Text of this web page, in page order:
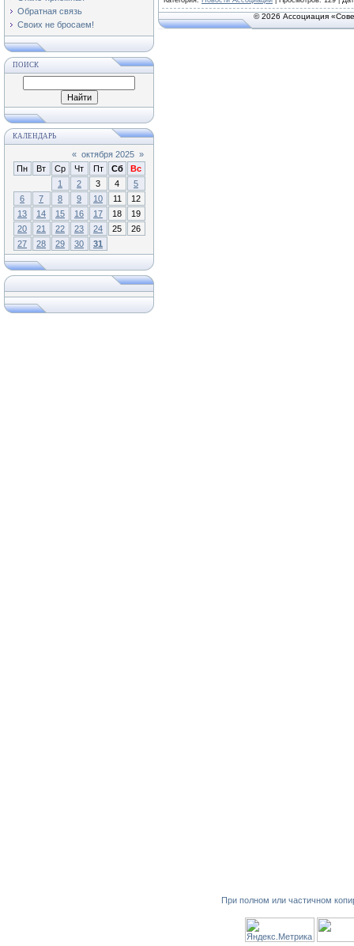
Обратная связь
Своих не бросаем!
ПОИСК
КАЛЕНДАРЬ
« октября 2025 »
Пн
Вт Ср Чт Пт Сб
Вс
1
2 3 4
5
6
7 8 9 10 11
12
13
14 15 16 17 18
19
20
21 22 23 24 25
26
27
28 29 30 31
© 2026 Ассоциация
При полном или частичном